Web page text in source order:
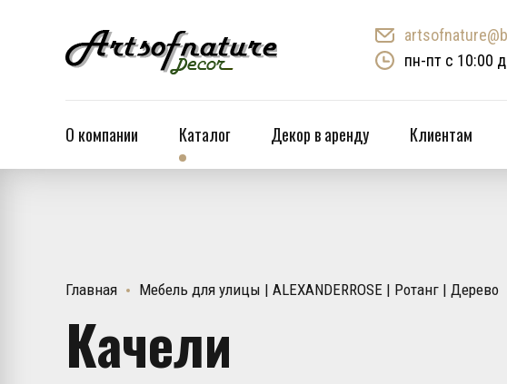
пн-пт с 10:00
О компании Каталог Декор в аренду Клиентам
Главная Мебель для улицы | ALEXANDERROSE | Ротанг | Дерево
Качели